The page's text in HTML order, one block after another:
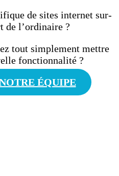
de sites internet sur-
de l’ordinaire ?
tout simplement mettre
fonctionnalité ?
ÉQUIPE